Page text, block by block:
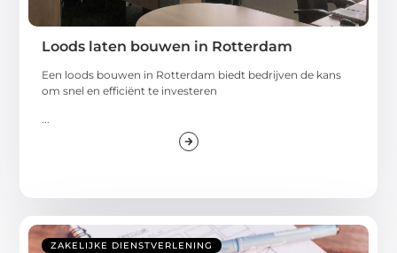
Loods laten bouwen in Rotterdam
Een loods bouwen in Rotterdam biedt bedrijven de kans
om snel en efficiënt te investeren
...
ZAKELIJKE DIENSTVERLENING